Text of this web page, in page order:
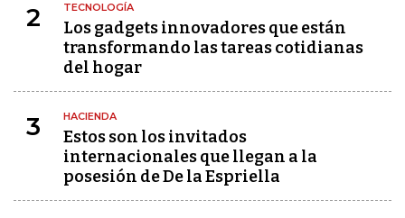
2 TECNOLOGÍA
Los gadgets innovadores que están
transformando las tareas cotidianas
del hogar
3 HACIENDA
Estos son los invitados
internacionales que llegan a la
posesión de De la Espriella